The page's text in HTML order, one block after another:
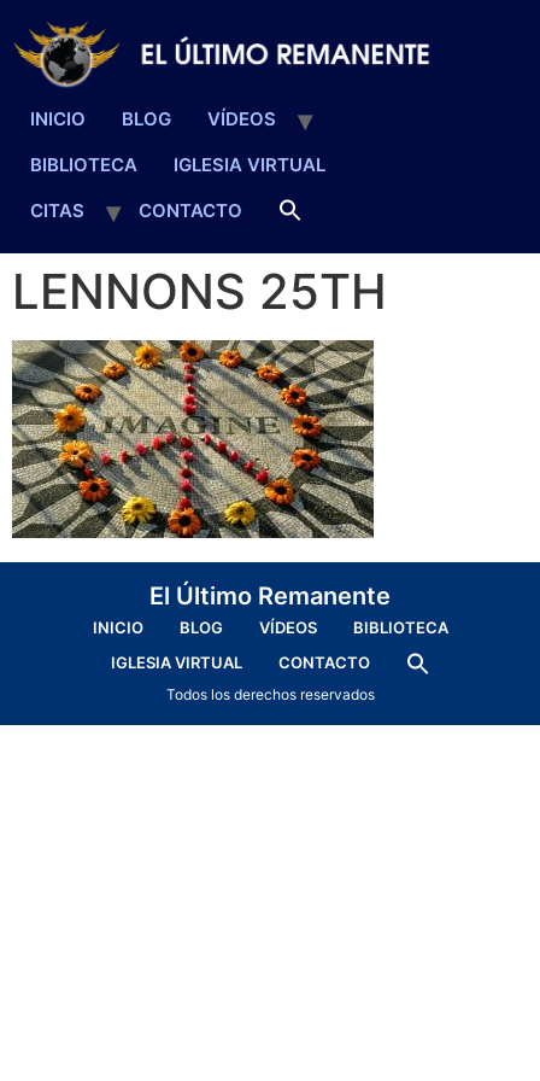
INICIO BLOG
VÍDEOS
BIBLIOTECA
IGLESIA VIRTUAL
CITAS
CONTACTO
LENNONS 25TH
El Último Remanente
INICIO BLOG VÍDEOS
BIBLIOTECA
IGLESIA VIRTUAL
CONTACTO
Todos los derechos reservados